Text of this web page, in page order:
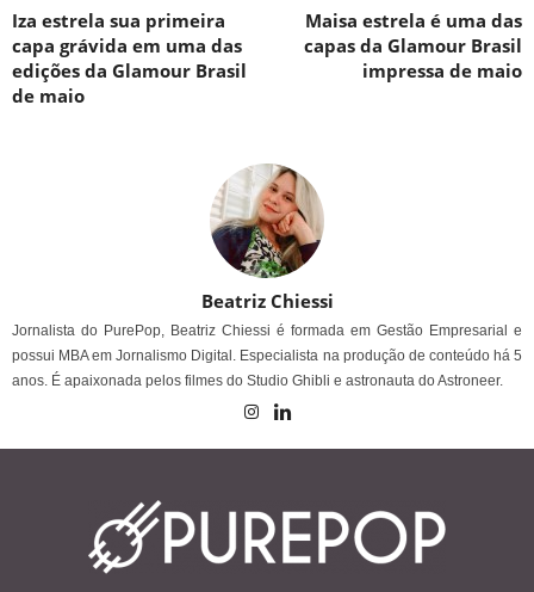
Iza estrela sua primeira
capa grávida em uma das
edições da Glamour Brasil
de maio
Maisa estrela é uma das
capas da Glamour Brasil
impressa de maio
Beatriz Chiessi
Jornalista do PurePop, Beatriz Chiessi é formada em Gestão Empresarial e
possui MBA em Jornalismo Digital. Especialista na produção de conteúdo há 5
anos. É apaixonada pelos filmes do Studio Ghibli e astronauta do Astroneer.